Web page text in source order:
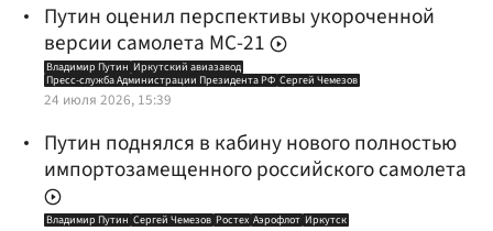
Путин оценил перспективы укороченной
версии самолета МС-21
Владимир Путин Иркутский авиазавод
Пресс-служба Администрации Президента РФ Сергей Чемезов
24 июля 2026, 15:39
Путин поднялся в кабину нового полностью
импортозамещенного российского самолета
Владимир Путин Сергей Чемезов Ростех Аэрофлот Иркутск